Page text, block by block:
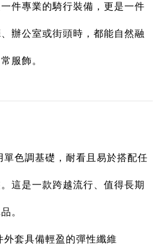
件專業的騎行裝備，更是一件
辦公室或街頭時，都能自然融
服飾。
單色調基礎，耐看且易於搭配任
這是一款跨越流行、值得長期
。
外套具備輕盈的彈性纖維